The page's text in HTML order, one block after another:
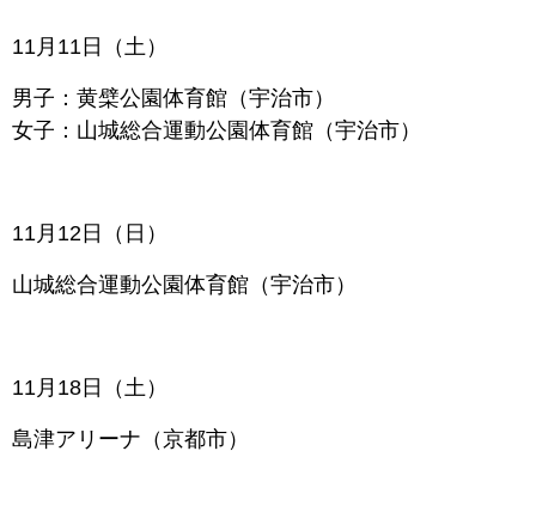
11月11日（土）
男子：黄檗公園体育館（宇治市）
女子：山城総合運動公園体育館（宇治市）
11月12日（日）
山城総合運動公園体育館（宇治市）
11月18日（土）
島津アリーナ（京都市）